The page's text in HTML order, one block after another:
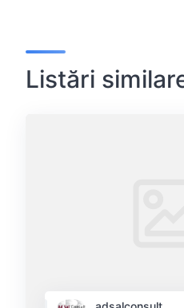
Listări